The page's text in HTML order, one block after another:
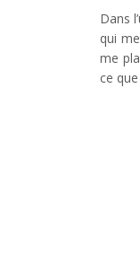
Dans
qui
me
ce